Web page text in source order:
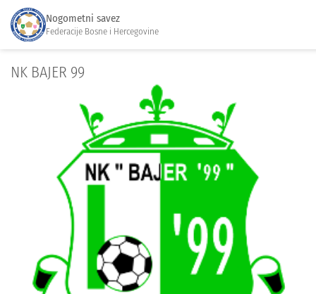
Nogometni savez
Federacije Bosne i Hercegovine
NK BAJER 99